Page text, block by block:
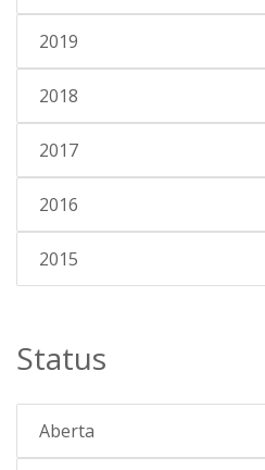
2019
2018
2017
2016
2015
Status
Aberta